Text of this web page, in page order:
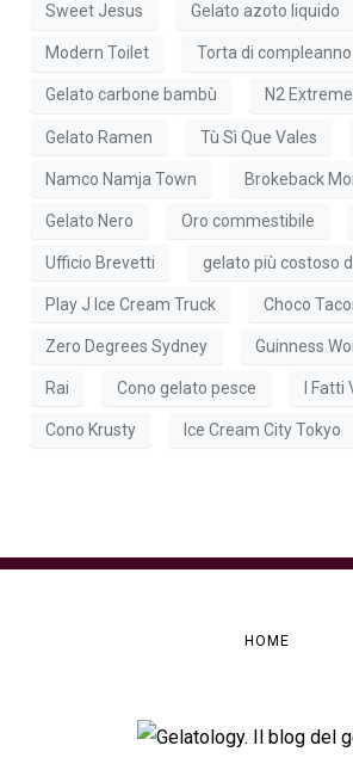
Sweet Jesus Gelato azoto liquido
Modern Toilet Torta di compleanno
Gelato carbone bambù N2
Gelato Ramen Tù Sì Que Vales
Namco Namja Town Brokeback
Gelato Nero Oro commestibile
Ufficio Brevetti gelato più costoso
Play J Ice Cream Truck Choco
Zero Degrees Sydney Guinness
Rai Cono gelato pesce I
Cono Krusty Ice Cream City Tokyo
HOME